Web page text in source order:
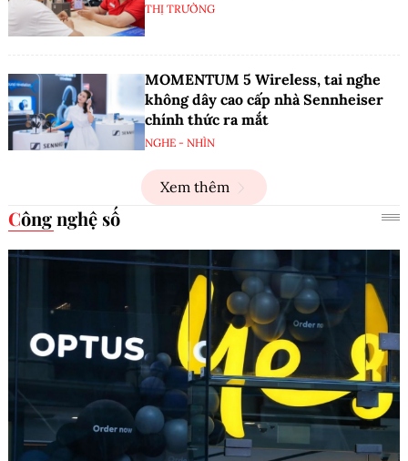
THỊ TRƯỜNG
MOMENTUM 5 Wireless, tai nghe
không dây cao cấp nhà Sennheiser
chính thức ra mắt
NGHE - NHÌN
Xem thêm
Công nghệ số